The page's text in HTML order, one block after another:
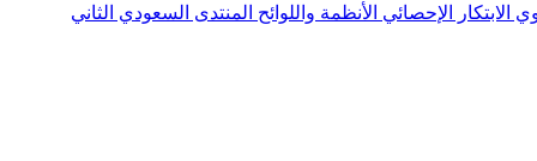
الابتكار الإحصائي الأنظمة واللوائح المنتدى السعودي الثاني